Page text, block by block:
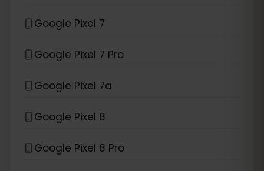
Google Pixel 7
Google Pixel 7 Pro
Google Pixel 7a
Google Pixel 8
Google Pixel 8 Pro